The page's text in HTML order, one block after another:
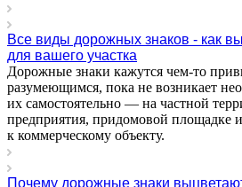
Все виды дорожных знаков - как
для вашего участка
Дорожные знаки кажутся чем-то
разумеющимся, пока не возникает
их самостоятельно — на частной
предприятия, придомовой площадке
к коммерческому объекту.
Почему дорожные знаки